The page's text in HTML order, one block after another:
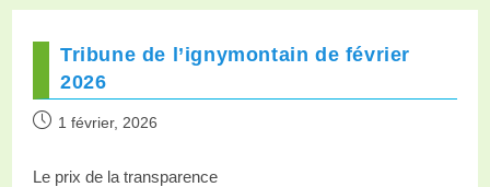
Tribune de l’ignymontain de février
2026
1 février, 2026
Le prix de la transparence